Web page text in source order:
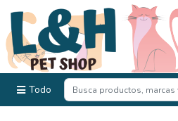
Todo